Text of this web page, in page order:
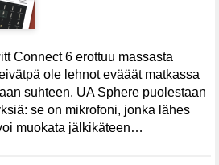
Connect 6 erottuu massasta
ole lehnot evääät matkassa
suhteen. UA Sphere puolestaan
se on mikrofoni, jonka lähes
muokata jälkikäteen…